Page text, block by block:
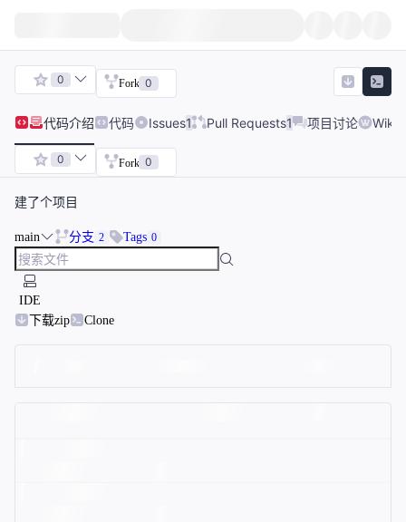
0 Fork 0
代码介绍 代码 Issues1 Pull Requests1 项目讨论 Wiki
0 Fork 0
建了个项目
main 分支 2 Tags 0
IDE
下载zip
Clone